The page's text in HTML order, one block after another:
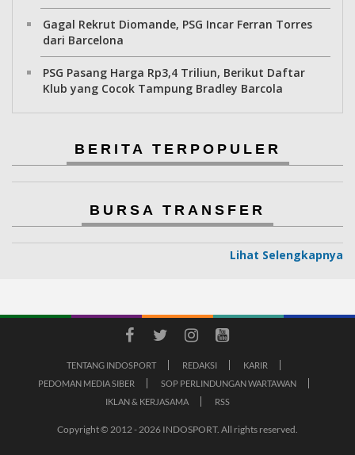
Gagal Rekrut Diomande, PSG Incar Ferran Torres
dari Barcelona
PSG Pasang Harga Rp3,4 Triliun, Berikut Daftar
Klub yang Cocok Tampung Bradley Barcola
BERITA TERPOPULER
BURSA TRANSFER
Lihat Selengkapnya
TENTANG INDOSPORT REDAKSI
KARIR
PEDOMAN MEDIA SIBER
SOP PERLINDUNGAN WARTAWAN
IKLAN & KERJASAMA
RSS
Copyright © 2012 - 2026 INDOSPORT. All rights reserved.